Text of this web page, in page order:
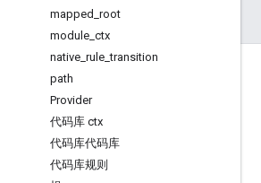
mapped root
module ctx
native rule _transition
path
Provider
代码库 ctx
代码库代码库
代码库规则
掌握动态
GitHub